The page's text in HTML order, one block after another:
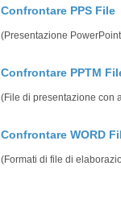
Confrontare PPS File
(Presentazione
Confrontare PPTM
(File di presentazione con
Confrontare WORD
(Formati di file di